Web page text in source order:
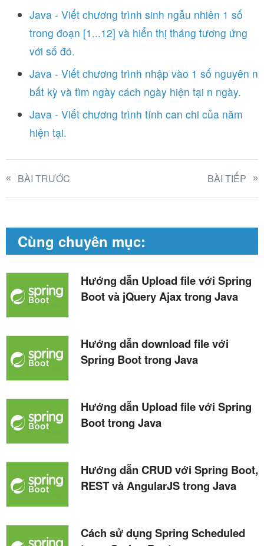
Java - Viết chương trình sinh ngẫu nhiên 1 số
trong đoạn [1...12] và hiển thị tháng tương ứng
với số đó.
Java - Viết chương trình nhập vào 1 số nguyên n
bất kỳ và tìm ngày cách ngày hiện tại n ngày.
Java - Viết chương trình tính can chi của năm
hiện tại.
BÀI TRƯỚC BÀI TIẾP
Cùng chuyên mục:
Hướng dẫn Upload file với Spring
Boot và jQuery Ajax trong Java
Hướng dẫn download file với
Spring Boot trong Java
Hướng dẫn Upload file với Spring
Boot trong Java
Hướng dẫn CRUD với Spring Boot,
REST và AngularJS trong Java
Cách sử dụng Spring Scheduled